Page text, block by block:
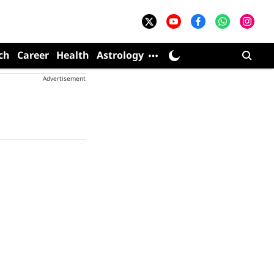
Career Health Astrology
Advertisement